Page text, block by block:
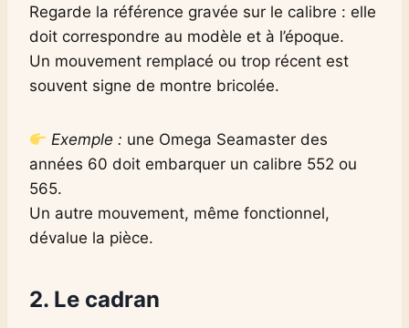
Regarde la référence gravée sur le calibre : elle
doit correspondre au modèle et à l’époque.
Un mouvement remplacé ou trop récent est
souvent signe de montre bricolée.
Exemple : une Omega Seamaster des
années 60 doit embarquer un calibre 552 ou
565.
Un autre mouvement, même fonctionnel,
dévalue la pièce.
2. Le cadran